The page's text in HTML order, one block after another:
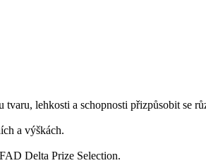
lehkosti a schopnosti přizpůsobit se
a výškách.
Delta Prize Selection.